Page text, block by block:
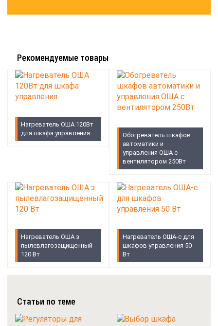
Рекомендуемые товары
Нагреватель ОША 120Вт
для шкафа управления
Обогреватель шкафов
автоматики и
управления ОША с
вентилятором 250Вт
Нагреватель ОША з
пылевлагозащищенный
120 Вт
Нагреватель ОША-с для
шкафов управления 50
Вт
Статьи по теме